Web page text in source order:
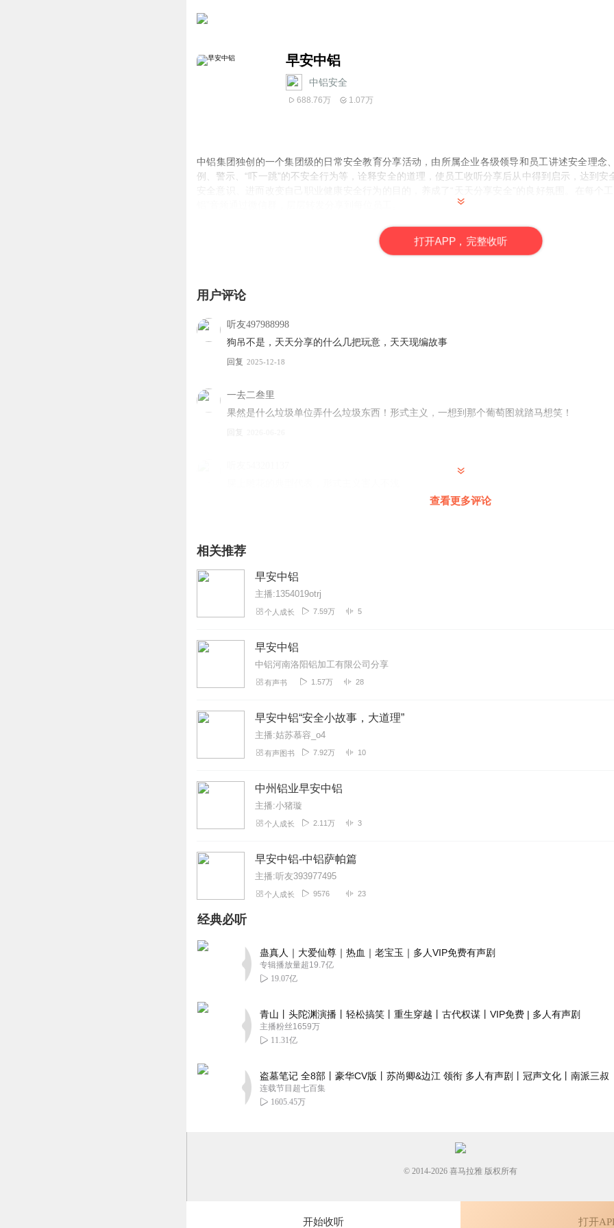
早安中铝
中铝安全
688.76万 1.07万
中铝集团独创的一个集团级的日常安全教育分享活动，由所属企业各级领导和员工讲述安全理念
例、警示、“吓一跳”的不安全行为等，诠释安全的道理，使员工收听分享后从中得到启示，达到安
打开APP，完整收听
用户评论
听友497988998
狗吊不是，天天分享的什么几把玩意，天天现编故事
回复 2025-12-18
一去二叁里
果然是什么垃圾单位弄什么垃圾东西！形式主义，一想到那个葡萄图就踏马想笑！
回复
实在不会编，就去让ai来写，配个普通话标准点的语音，整的什么玩意，每天给工作人员放
2026-03-18
1zt2vuvrjymb2vi4k5lz
2026-07-07
田园牧歌2000
2025-05-14
1566775miyn
2025-02-06
听友204288818
2025-03-05
我是说谎人
回复
听友513822023
既然是中铝集团每天必学的安全活动，就不能实际一点吗？尽搞的花里胡哨。麻烦让文章
2026-07-06
查看更多评论
相关推荐
早安中铝
主播:1354019otrj
个人成长 7.59万 5
早安中铝
中铝河南洛阳铝加工有限公司分享
有声书 1.57万 28
早安中铝“安全小故事，大道理”
主播:姑苏慕容_o4
有声图书 7.92万 10
中州铝业早安中铝
主播:小猪璇
个人成长 2.11万 3
早安中铝-中铝萨帕篇
主播:听友393977495
个人成长 9576 23
经典必听
蛊真人｜大爱仙尊｜热血｜老宝玉｜多人VIP免费有声剧
专辑播放量超19.7亿
19.07亿
青山丨头陀渊演播丨轻松搞笑丨重生穿越丨古代权谋丨VIP免费 | 多人有声剧
主播粉丝1659万
11.31亿
盗墓笔记 全8部丨豪华CV版丨苏尚卿&边江 领衔 多人有声剧丨冠声文化丨南派三叔
连载节目超七百集
1605.45万
开始收听 打开
© 2014-2026 喜马拉雅 版权所有